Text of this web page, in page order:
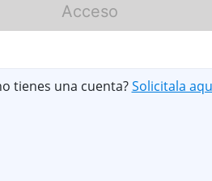
Acceso
tienes una cuenta?Solicitala